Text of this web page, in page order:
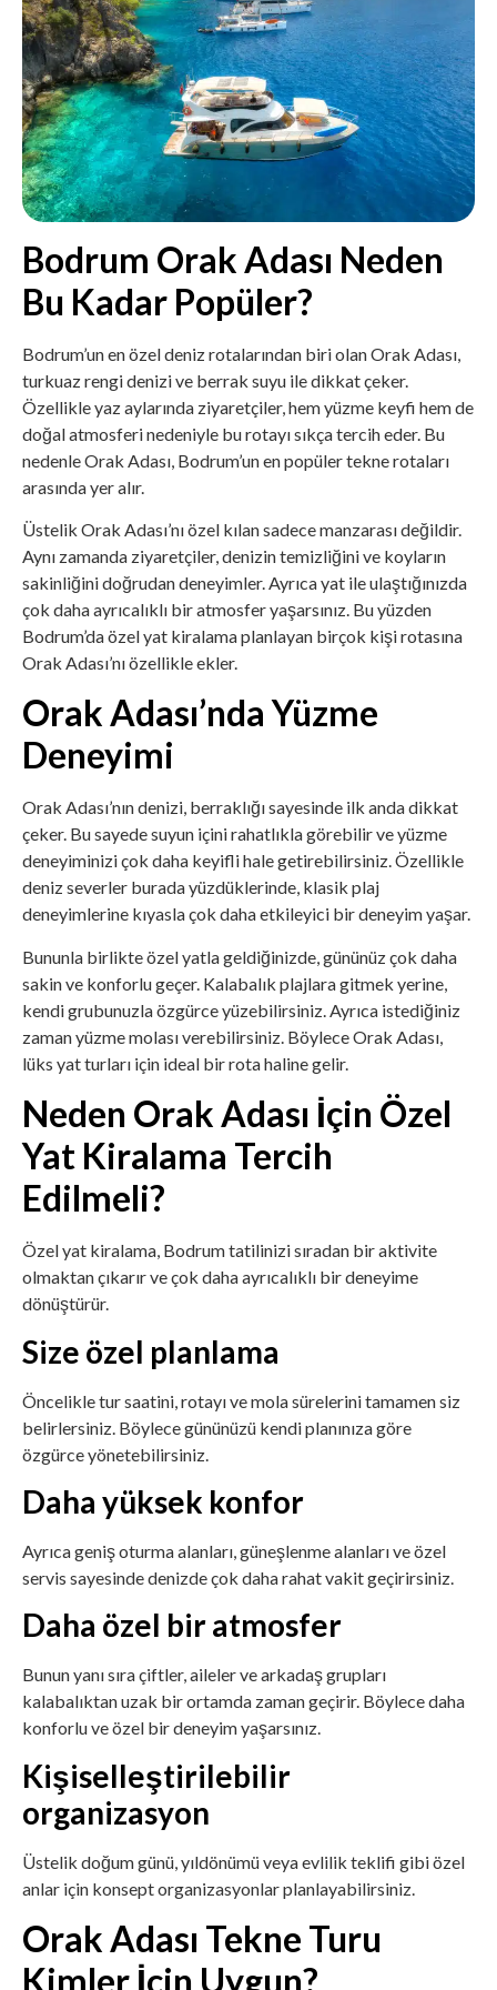
Bodrum Orak Adası Neden
Bu Kadar Popüler?
Bodrum’un en özel deniz rotalarından biri olan Orak Adası,
turkuaz rengi denizi ve berrak suyu ile dikkat çeker.
Özellikle yaz aylarında ziyaretçiler, hem yüzme keyfi hem de
doğal atmosferi nedeniyle bu rotayı sıkça tercih eder. Bu
nedenle Orak Adası, Bodrum’un en popüler tekne rotaları
arasında yer alır.
Üstelik Orak Adası’nı özel kılan sadece manzarası değildir.
Aynı zamanda ziyaretçiler, denizin temizliğini ve koyların
sakinliğini doğrudan deneyimler. Ayrıca yat ile ulaştığınızda
çok daha ayrıcalıklı bir atmosfer yaşarsınız. Bu yüzden
Bodrum’da özel yat kiralama planlayan birçok kişi rotasına
Orak Adası’nı özellikle ekler.
Orak Adası’nda Yüzme
Deneyimi
Orak Adası’nın denizi, berraklığı sayesinde ilk anda dikkat
çeker. Bu sayede suyun içini rahatlıkla görebilir ve yüzme
deneyiminizi çok daha keyifli hale getirebilirsiniz. Özellikle
deniz severler burada yüzdüklerinde, klasik plaj
deneyimlerine kıyasla çok daha etkileyici bir deneyim yaşar.
Bununla birlikte özel yatla geldiğinizde, gününüz çok daha
sakin ve konforlu geçer. Kalabalık plajlara gitmek yerine,
kendi grubunuzla özgürce yüzebilirsiniz. Ayrıca istediğiniz
zaman yüzme molası verebilirsiniz. Böylece Orak Adası,
lüks yat turları için ideal bir rota haline gelir.
Neden Orak Adası İçin Özel
Yat Kiralama Tercih
Edilmeli?
Özel yat kiralama, Bodrum tatilinizi sıradan bir aktivite
olmaktan çıkarır ve çok daha ayrıcalıklı bir deneyime
dönüştürür.
Size özel planlama
Öncelikle tur saatini, rotayı ve mola sürelerini tamamen siz
belirlersiniz. Böylece gününüzü kendi planınıza göre
özgürce yönetebilirsiniz.
Daha yüksek konfor
Ayrıca geniş oturma alanları, güneşlenme alanları ve özel
servis sayesinde denizde çok daha rahat vakit geçirirsiniz.
Daha özel bir atmosfer
Bunun yanı sıra çiftler, aileler ve arkadaş grupları
kalabalıktan uzak bir ortamda zaman geçirir. Böylece daha
konforlu ve özel bir deneyim yaşarsınız.
Kişiselleştirilebilir
organizasyon
Üstelik doğum günü, yıldönümü veya evlilik teklifi gibi özel
anlar için konsept organizasyonlar planlayabilirsiniz.
Orak Adası Tekne Turu
Kimler İçin Uygun?